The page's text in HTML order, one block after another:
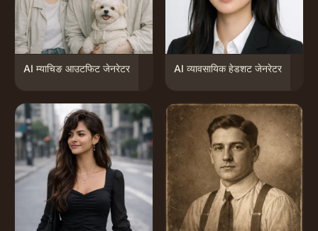
AI म्याचिङ आउटफिट जेनरेटर AI व्यावसायिक हेडशट जेनरेटर